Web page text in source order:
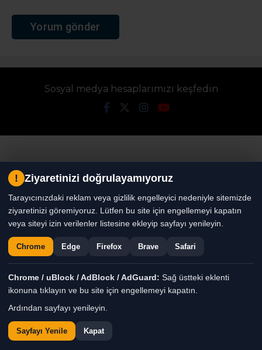
Sosyal medya hesaplarımızı keşfedin
Tüm Hakları Saklıdır. |
! Ziyaretinizi doğrulayamıyoruz
Tarayıcınızdaki reklam veya gizlilik engelleyici nedeniyle sitemizde
ziyaretinizi göremiyoruz. Lütfen bu site için engellemeyi kapatın
veya siteyi izin verilenler listesine ekleyip sayfayı yenileyin.
Chrome Edge Firefox Brave Safari
Chrome / uBlock / AdBlock / AdGuard: Sağ üstteki eklenti
ikonuna tıklayın ve bu site için engellemeyi kapatın.
Ardından sayfayı yenileyin.
Sayfayı Yenile Kapat